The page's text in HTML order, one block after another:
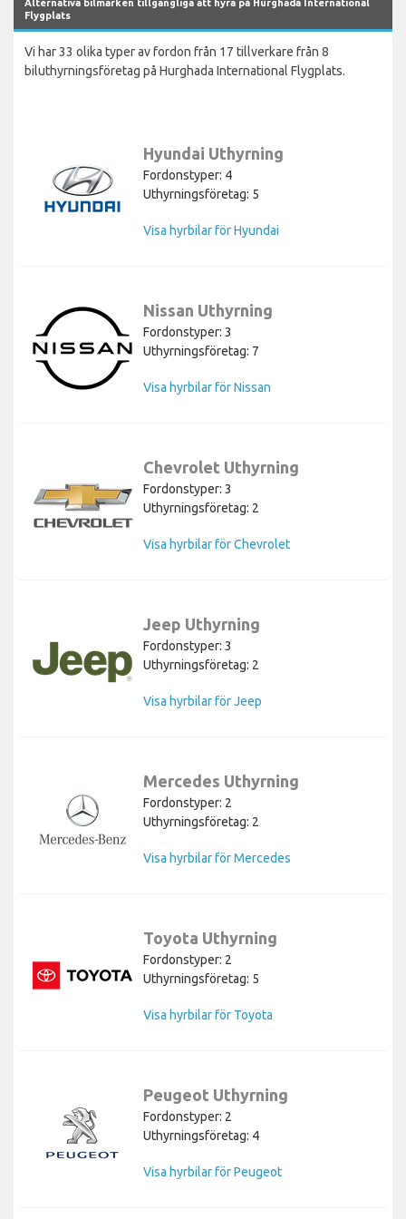
Alternativa bilmärken tillgängliga att hyra på Hurghada International
Flygplats
Vi har 33 olika typer av fordon från 17 tillverkare från 8
biluthyrningsföretag på Hurghada International Flygplats.
Hyundai Uthyrning
Fordonstyper: 4
Uthyrningsföretag: 5
Visa hyrbilar för Hyundai
Nissan Uthyrning
Fordonstyper: 3
Uthyrningsföretag: 7
Visa hyrbilar för Nissan
Chevrolet Uthyrning
Fordonstyper: 3
Uthyrningsföretag: 2
Visa hyrbilar för Chevrolet
Jeep Uthyrning
Fordonstyper: 3
Uthyrningsföretag: 2
Visa hyrbilar för Jeep
Mercedes Uthyrning
Fordonstyper: 2
Uthyrningsföretag: 2
Visa hyrbilar för Mercedes
Toyota Uthyrning
Fordonstyper: 2
Uthyrningsföretag: 5
Visa hyrbilar för Toyota
Peugeot Uthyrning
Fordonstyper: 2
Uthyrningsföretag: 4
Visa hyrbilar för Peugeot